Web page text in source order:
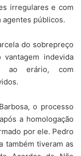
irregulares e com
públicos.
do sobrepreço
indevida
ao erário, com
o processo
a homologação
por ele. Pedro
também tiveram as